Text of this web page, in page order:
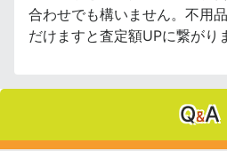
合わせでも構いません。不用
だけますと査定額UPに繋がり
Q&A